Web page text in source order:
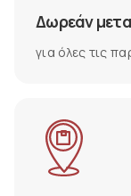
Δωρεάν
για όλες τις